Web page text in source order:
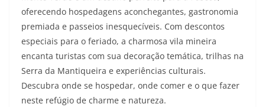
oferecendo hospedagens aconchegantes, gastronomia
premiada e passeios inesquecíveis. Com descontos
especiais para o feriado, a charmosa vila mineira
encanta turistas com sua decoração temática, trilhas na
Serra da Mantiqueira e experiências culturais.
Descubra onde se hospedar, onde comer e o que fazer
neste refúgio de charme e natureza.